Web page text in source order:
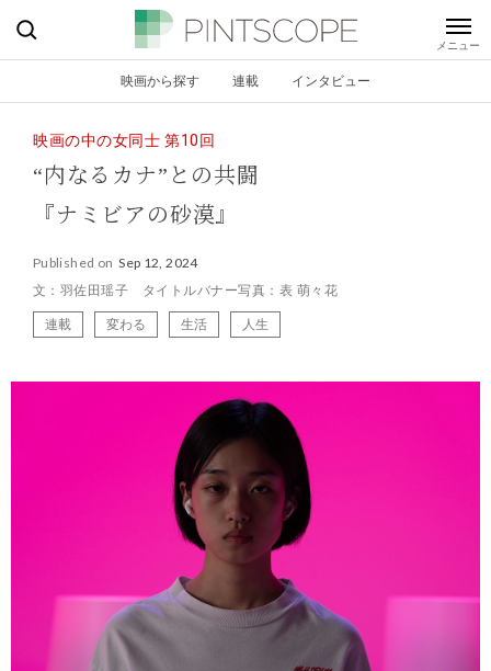
映画から探す 連載 インタビュー
映画の中の女同士 第10回
“内なるカナ”との共闘
『ナミビアの砂漠』
Published on Sep 12, 2024
文：羽佐田瑶子 タイトルバナー写真：表 萌々花
連載 変わる 生活 人生